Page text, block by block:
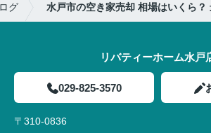
グ 水戸市の空き家売却 相場はいくら？
リバティーホーム水戸
029-825-3570
〒310-0836